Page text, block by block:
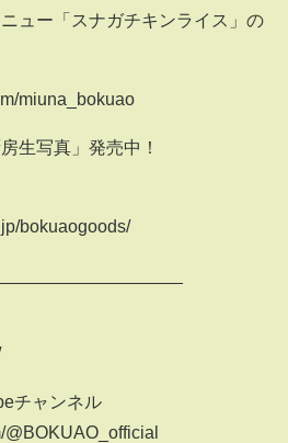
ュー「スナガチキンライス」の
miuna_bokuao
生写真」発売中！
bokuaogoods/
チャンネル